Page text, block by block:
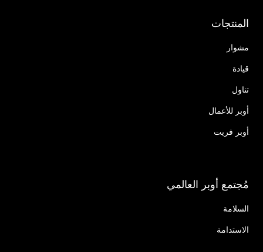
المنتجات
مشوار
قيادة
تناول
أوبر للأعمال
أوبر فريت
مُجتمع أوبر العالمي
السلامة
الاستدامة